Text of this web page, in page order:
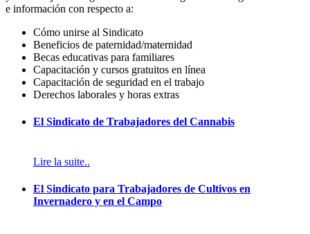
e información con respecto a:
Cómo unirse al Sindicato
Beneficios de paternidad/maternidad
Becas educativas para familiares
Capacitación y cursos gratuitos en línea
Capacitación de seguridad en el trabajo
Derechos laborales y horas extras
El Sindicato de Trabajadores del Cannabis
Lire la suite..
El Sindicato para Trabajadores de Cultivos en
Invernadero y en el Campo